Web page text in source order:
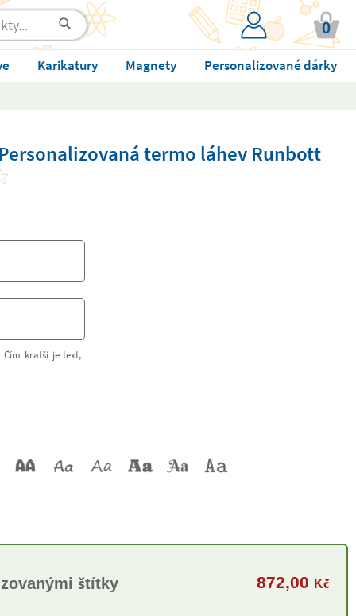
0
Karikatury Magnety Personalizované dárky
termo láhev Runbott
kratší je text,
štítky 872,00 Kč